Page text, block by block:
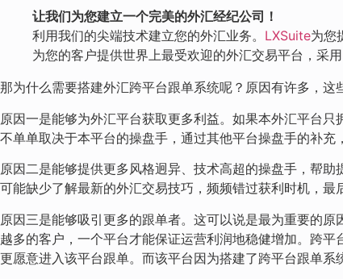
让我们为您建立一个完美的外汇经纪公司！
利用我们的尖端技术建立您的外汇业务。 LXSuite为您
为您的客户提供世界上最受欢迎的外汇交易平台，采用
那为什么需要搭建外汇跨平台跟单系统呢？原因有许多，这
原因一是能够为外汇平台获取更多利益。如果本外汇平台
不单单取决于本平台的操盘手，通过其他平台操盘手的补充
原因二是能够提供更多风格迥异、技术高超的操盘手，帮
可能缺少了解最新的外汇交易技巧，频频错过获利时机，
原因三是能够吸引更多的跟单者。这可以说是最为重要的
越多的客户，一个平台才能保证运营利润地稳健增加。跨
更愿意进入该平台跟单。而该平台因为搭建了跨平台跟单系